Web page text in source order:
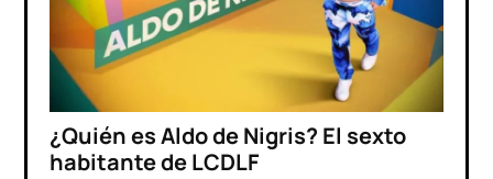
¿Quién es Aldo de Nigris? El sexto
habitante de LCDLF